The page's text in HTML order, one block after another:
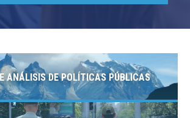
ANÁLISIS DE POLÍTICAS PÚBLICAS